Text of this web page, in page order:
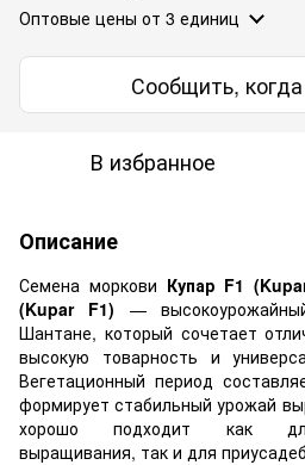
Оптовые цены от 3 единиц
Сообщить,
В избранное
Описание
Семена моркови Купар F1
(Kupar F1) —
Шантане, который сочетает
высокую товарность и
Вегетационный период
формирует стабильный урожай
хорошо подходит как для
выращивания, так и для